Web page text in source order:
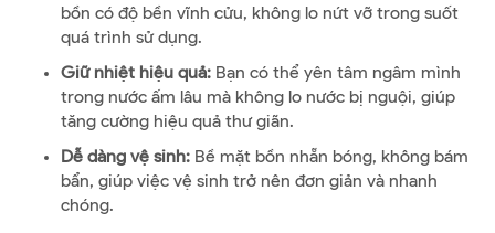
bồn có độ bền vĩnh cửu, không lo nứt vỡ trong suốt
quá trình sử dụng.
Giữ nhiệt hiệu quả: Bạn có thể yên tâm ngâm mình
trong nước ấm lâu mà không lo nước bị nguội, giúp
tăng cường hiệu quả thư giãn.
Dễ dàng vệ sinh: Bề mặt bồn nhẵn bóng, không bám
bẩn, giúp việc vệ sinh trở nên đơn giản và nhanh
chóng.